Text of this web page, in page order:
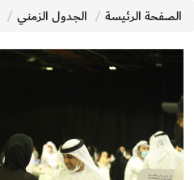
الصفحة الرئيسة الجدول الزمني